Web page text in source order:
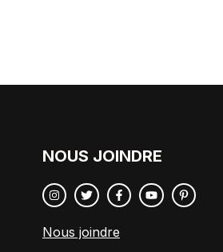
NOUS JOINDRE
Nous joindre